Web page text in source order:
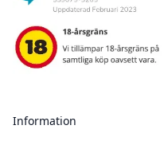
Information